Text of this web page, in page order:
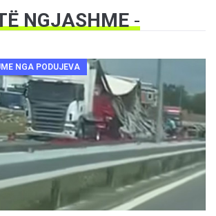
NGJASHME-
NGA PODUJEVA